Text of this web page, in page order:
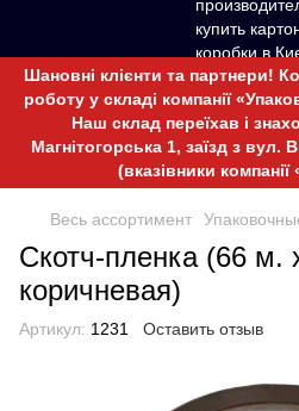
Шановні клієнти та партнери!
роботу у складі компанії
Наш склад переїхав і
Магнітогорська 1, заїзд з вул.
(вказівники
Весь ассортимент
Скотч-пленка (66 м.
коричневая)
Артикул: 1231 Оставить отзыв